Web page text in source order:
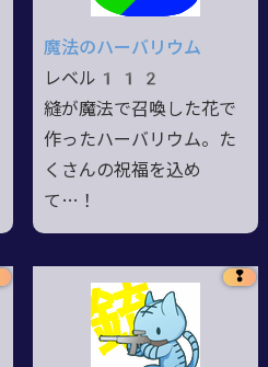
魔法のハーバリウム
レベル112
縫が魔法で召喚した花で
作ったハーバリウム。た
くさんの祝福を込め
て…！
❢